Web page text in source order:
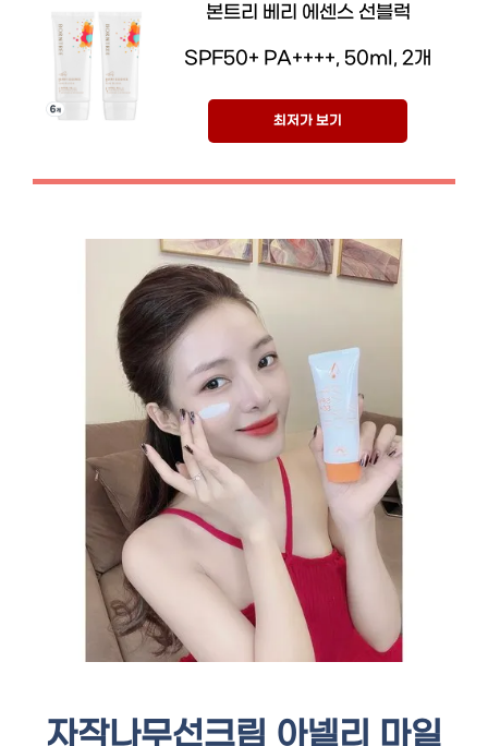
본트리 베리 에센스 선블럭
SPF50+ PA++++, 50ml, 2개
최저가 보기
자작나무선크림 아넬리 마일